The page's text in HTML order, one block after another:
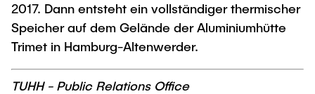
2017. Dann entsteht ein vollständiger thermischer
Speicher auf dem Gelände der Aluminiumhütte
Trimet in Hamburg-Altenwerder.
TUHH - Public Relations Office